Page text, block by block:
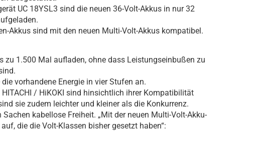
UC 18YSL3 sind die neuen 36-Volt-Akkus in nur 32
Akkus sind mit den neuen Multi-Volt-Akkus kompatibel.
1.500 Mal aufladen, ohne dass Leistungseinbußen zu
vorhandene Energie in vier Stufen an.
/ HiKOKI sind hinsichtlich ihrer Kompatibilität
sie zudem leichter und kleiner als die Konkurrenz.
kabellose Freiheit. „Mit der neuen Multi-Volt-Akku-
die die Volt-Klassen bisher gesetzt haben“: